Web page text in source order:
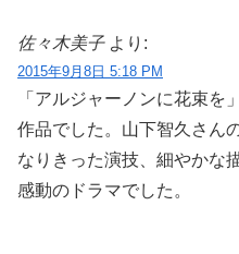
佐々木美子 より:
2015年9月8日 5:18 PM
「アルジャーノンに花束を
作品でした。山下智久さん
なりきった演技、細やかな
感動のドラマでした。